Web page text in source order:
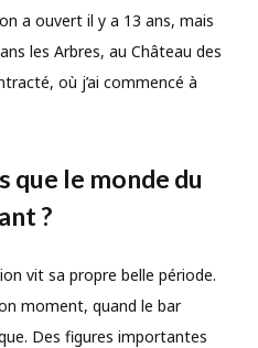
a ouvert il y a 13 ans, mais
les Arbres, au Château des
où j’ai commencé à
que le monde du
?
vit sa propre belle période.
moment, quand le bar
Des figures importantes